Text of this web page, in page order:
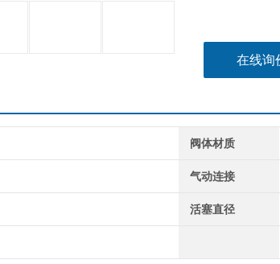
在线询
阀体材质
气动连接
活塞直径